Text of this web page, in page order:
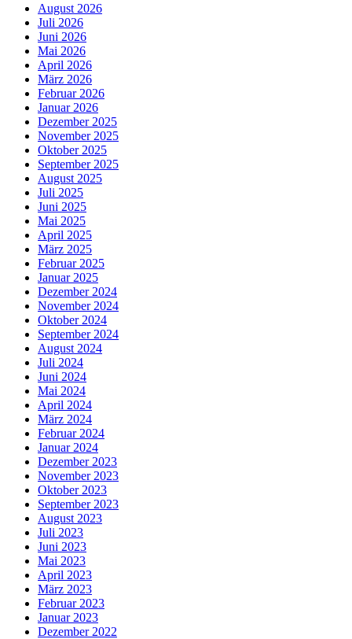
August 2026
Juli 2026
Juni 2026
Mai 2026
April 2026
März 2026
Februar 2026
Januar 2026
Dezember 2025
November 2025
Oktober 2025
September 2025
August 2025
Juli 2025
Juni 2025
Mai 2025
April 2025
März 2025
Februar 2025
Januar 2025
Dezember 2024
November 2024
Oktober 2024
September 2024
August 2024
Juli 2024
Juni 2024
Mai 2024
April 2024
März 2024
Februar 2024
Januar 2024
Dezember 2023
November 2023
Oktober 2023
September 2023
August 2023
Juli 2023
Juni 2023
Mai 2023
April 2023
März 2023
Februar 2023
Januar 2023
Dezember 2022